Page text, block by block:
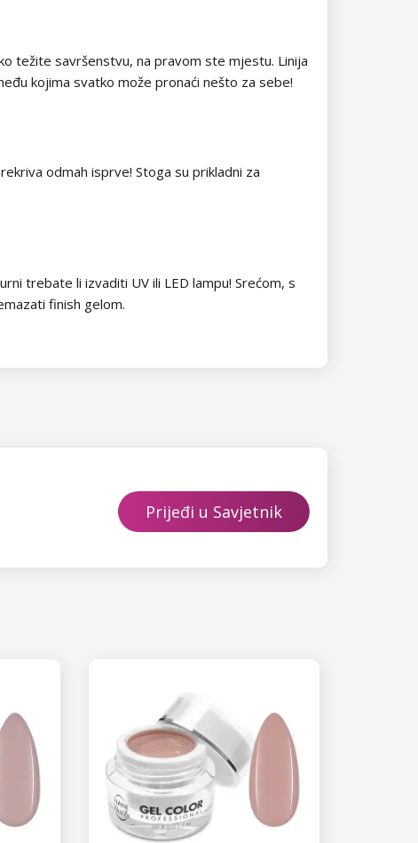
težite savršenstvu, na pravom ste mjestu. Linija
kojima svatko može pronaći nešto za sebe!
odmah isprve! Stoga su prikladni za
trebate li izvaditi UV ili LED lampu! Srećom, s
finish gelom.
Prijeđi u Savjetnik